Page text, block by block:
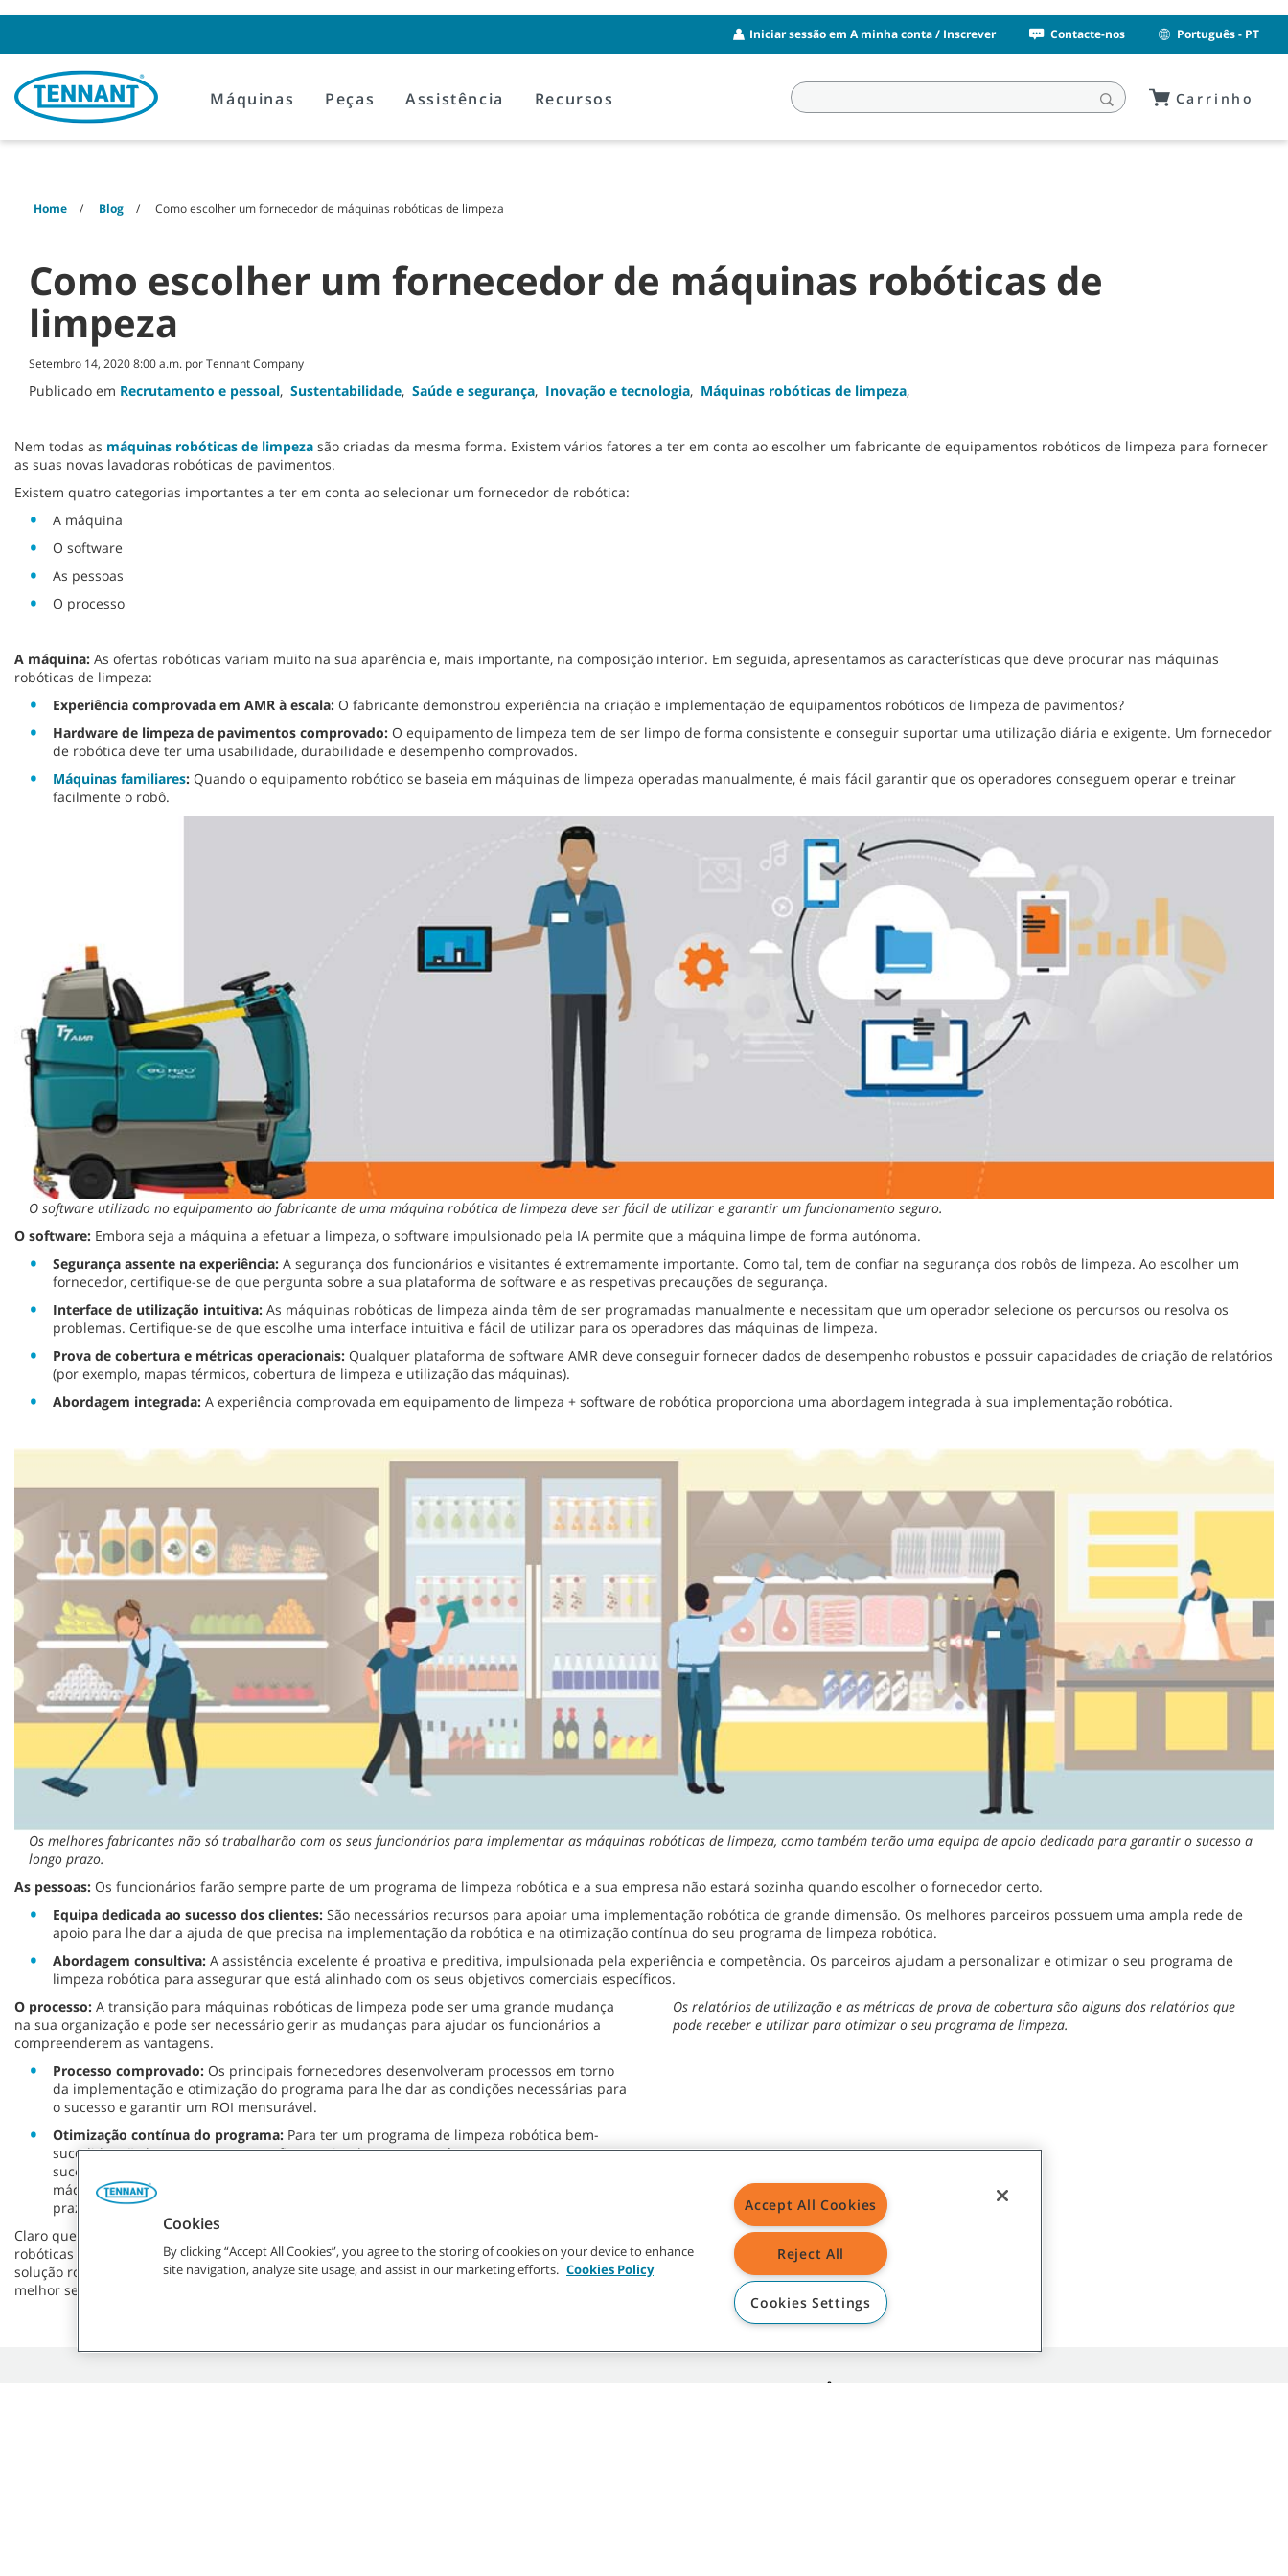
Iniciar sessão em A minha conta / Inscrever Contacte-nos Português - PT
Máquinas Peças Assistência Recursos Carrinho
Home Blog Como escolher um fornecedor de máquinas robóticas de limpeza
Como escolher um fornecedor de máquinas robóticas de
limpeza
Setembro 14, 2020 8:00 a.m. por Tennant Company
Publicado em Recrutamento e pessoal, Sustentabilidade, Saúde e segurança, Inovação e tecnologia, Máquinas robóticas de limpeza,
Nem todas as máquinas robóticas de limpeza são criadas da mesma forma. Existem vários fatores a ter em conta ao escolher um fabricante de equipamentos robóticos de limpeza para fornecer
as suas novas lavadoras robóticas de pavimentos.
Existem quatro categorias importantes a ter em conta ao selecionar um fornecedor de robótica:
A máquina
O software
As pessoas
O processo
A máquina: As ofertas robóticas variam muito na sua aparência e, mais importante, na composição interior. Em seguida, apresentamos as características que deve procurar nas máquinas
robóticas de limpeza:
Experiência comprovada em AMR à escala: O fabricante demonstrou experiência na criação e implementação de equipamentos robóticos de limpeza de pavimentos?
Hardware de limpeza de pavimentos comprovado: O equipamento de limpeza tem de ser limpo de forma consistente e conseguir suportar uma utilização diária e exigente. Um fornecedor
de robótica deve ter uma usabilidade, durabilidade e desempenho comprovados.
Máquinas familiares: Quando o equipamento robótico se baseia em máquinas de limpeza operadas manualmente, é mais fácil garantir que os operadores conseguem operar e treinar
facilmente o robô.
O software utilizado no equipamento do fabricante de uma máquina robótica de limpeza deve ser fácil de utilizar e garantir um funcionamento seguro.
O software: Embora seja a máquina a efetuar a limpeza, o software impulsionado pela IA permite que a máquina limpe de forma autónoma.
Segurança assente na experiência: A segurança dos funcionários e visitantes é extremamente importante. Como tal, tem de confiar na segurança dos robôs de limpeza. Ao escolher um
fornecedor, certifique-se de que pergunta sobre a sua plataforma de software e as respetivas precauções de segurança.
Interface de utilização intuitiva: As máquinas robóticas de limpeza ainda têm de ser programadas manualmente e necessitam que um operador selecione os percursos ou resolva os
problemas. Certifique-se de que escolhe uma interface intuitiva e fácil de utilizar para os operadores das máquinas de limpeza.
Prova de cobertura e métricas operacionais: Qualquer plataforma de software AMR deve conseguir fornecer dados de desempenho robustos e possuir capacidades de criação de relatórios
(por exemplo, mapas térmicos, cobertura de limpeza e utilização das máquinas).
Abordagem integrada: A experiência comprovada em equipamento de limpeza + software de robótica proporciona uma abordagem integrada à sua implementação robótica.
Os melhores fabricantes não só trabalharão com os seus funcionários para implementar as máquinas robóticas de limpeza, como também terão uma equipa de apoio dedicada para garantir o sucesso a
longo prazo.
As pessoas: Os funcionários farão sempre parte de um programa de limpeza robótica e a sua empresa não estará sozinha quando escolher o fornecedor certo.
Equipa dedicada ao sucesso dos clientes: São necessários recursos para apoiar uma implementação robótica de grande dimensão. Os melhores parceiros possuem uma ampla rede de
apoio para lhe dar a ajuda de que precisa na implementação da robótica e na otimização contínua do seu programa de limpeza robótica.
Abordagem consultiva: A assistência excelente é proativa e preditiva, impulsionada pela experiência e competência. Os parceiros ajudam a personalizar e otimizar o seu programa de
limpeza robótica para assegurar que está alinhado com os seus objetivos comerciais específicos.
O processo: A transição para máquinas robóticas de limpeza pode ser uma grande mudança
na sua organização e pode ser necessário gerir as mudanças para ajudar os funcionários a
compreenderem as vantagens.
Processo comprovado: Os principais fornecedores desenvolveram processos em torno
da implementação e otimização do programa para lhe dar as condições necessárias para
o sucesso e garantir um ROI mensurável.
Otimização contínua do programa: Para ter um programa de limpeza robótica bem-
sucedido, não basta entregar e configurar simplesmente a máquina. Para assegurar o
sucesso de um programa, é necessário um apoio contínuo para garantir que as
máquinas robóticas de limpeza estão a ser usadas com a máxima eficiência a longo
prazo.
Claro que existem fatores adicionais a ter em conta ao procurar um parceiro de máquinas
robóticas de limpeza, consoante as necessidades específicas do seu negócio. Não existe uma
solução robótica única. Estas considerações podem ajudar a determinar qual o fabricante que
melhor se adequa às suas necessidades.
Os relatórios de utilização e as métricas de prova de cobertura são alguns dos relatórios que
pode receber e utilizar para otimizar o seu programa de limpeza.
ASSISTÊNCIA
Cookies
By clicking “Accept All Cookies”, you agree to the storing of cookies on your device to enhance
site navigation, analyze site usage, and assist in our marketing efforts. Cookies Policy
Accept All Cookies
Reject All
Cookies Settings